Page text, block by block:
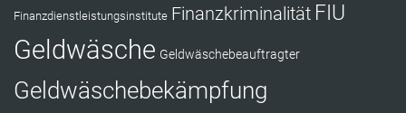
Finanzdienstleistungsinstitute Finanzkriminalität FIU
Geldwäsche Geldwäschebeauftragter
Geldwäschebekämpfung